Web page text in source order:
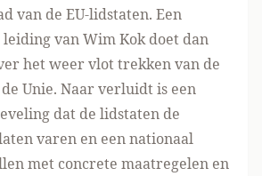
van de EU-lidstaten. Een
van Wim Kok doet dan
het weer vlot trekken van de
Unie. Naar verluidt is een
dat de lidstaten de
varen en een nationaal
met concrete maatregelen en